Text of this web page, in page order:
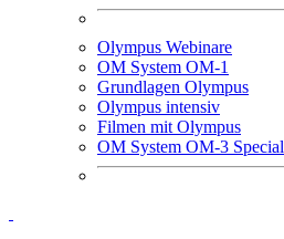
Olympus Webinare
OM System OM-1
Grundlagen Olympus
Olympus intensiv
Filmen mit Olympus
OM System OM-3 Special